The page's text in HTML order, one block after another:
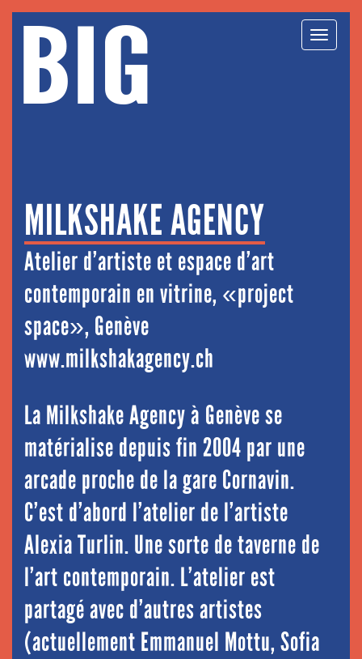
BIG
MILKSHAKE AGENCY
Atelier d’artiste et espace d’art
contemporain en vitrine, «project
space», Genève
www.milkshakagency.ch
La Milkshake Agency à Genève se
matérialise depuis fin 2004 par une
arcade proche de la gare Cornavin.
C’est d’abord l’atelier de l’artiste
Alexia Turlin. Une sorte de taverne de
l’art contemporain. L’atelier est
partagé avec d’autres artistes
(actuellement Emmanuel Mottu, Sofia